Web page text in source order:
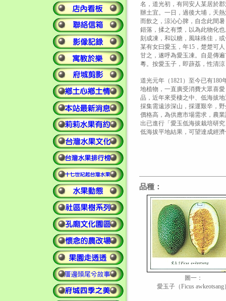
名，道光初，有同安人某居於
辦土宜。一日，過後大埔，天
而飲之，涼沁心脾，自念此間
錯落，揉之有漿，以為此物化
刻成凍，和以糖，風味殊佳，
某有女曰愛玉，年15，楚楚可
甘之，遂呼為愛玉凍。自是傳
粵。按愛玉子，即薜荔，性清
道光元年（1821）至今已有
地植物，一直廣受消費大眾喜
品，近年來受棲之中、低海拔
採集需遠涉深山，採運艱辛，
價格高，為供應市場需求，農
出已進行「愛玉低海拔栽培研
低海拔平地結果，可望達成經
品種：
圖一：
愛玉子（Ficus awkeotsang